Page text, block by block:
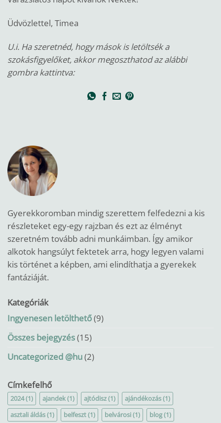
Üdvözlettel, Timea
U.i. Ha szeretnéd, hogy mások is letöltsék a
szokásfigyelőket, akkor megoszthatod az alábbi
gombra kattintva:
Gyerekkoromban mindig szerettem felfedezni a kis
részleteket egy-egy rajzban és ezt az élményt
szeretném tovább adni munkáimban. Így amikor
alkotok hangsúlyt fektetek arra, hogy legyen valami
kis történet a képben, ami elindíthatja a gyerekek
fantáziáját.
Kategóriák
Ingyenesen letölthető(9)
Összes bejegyzés(15)
Uncategorized @hu(2)
Címkefelhő
2024(1) ajandek(1) ajtódisz(1) ajándékozás(1)
asztali áldás(1) belfeszt(1) belvárosi(1) blog(1)